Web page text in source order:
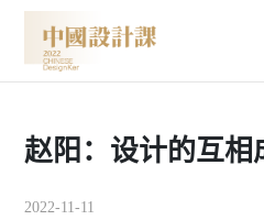
赵阳：设计的互相
2022-11-11